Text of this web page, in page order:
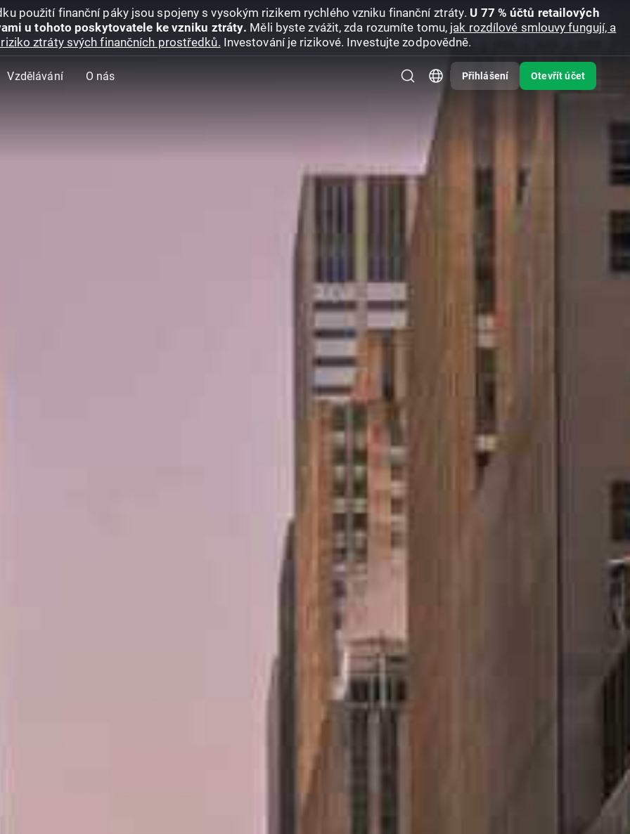
použití finanční páky jsou spojeny s vysokým rizikem rychlého vzniku finanční ztráty. U 77 % účtů retailových
u tohoto poskytovatele ke vzniku ztráty. Měli byste zvážit, zda rozumíte tomu, jak rozdílové smlouvy fungují, a
ztráty svých finančních prostředků. Investování je rizikové. Investujte zodpovědně.
Vzdělávání O nás Přihlášení Otevřít účet